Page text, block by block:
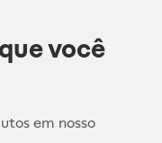
você
em nosso